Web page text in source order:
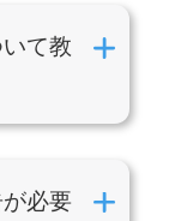
て教
必要